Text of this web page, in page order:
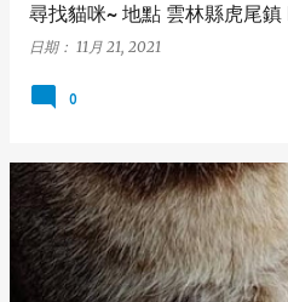
尋找貓咪~ 地點 雲林縣虎尾鎮
日期： 11月 21, 2021
0